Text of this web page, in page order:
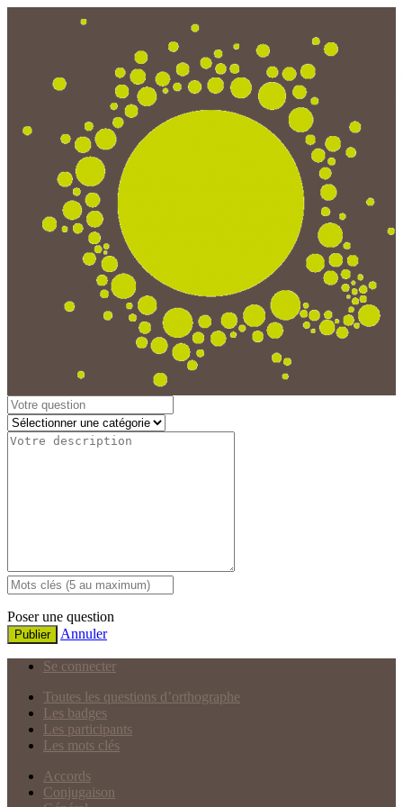
Poser une question
Publier Annuler
Se connecter
Toutes les questions d’orthographe
Les badges
Les participants
Les mots clés
Accords
Conjugaison